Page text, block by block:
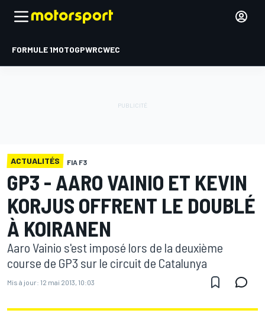
FORMULE 1MOTOGPWRCWEC
ACTUALITÉS FIA F3
GP3 - AARO VAINIO ET KEVIN
KORJUS OFFRENT LE DOUBLÉ
À KOIRANEN
Aaro Vainio s'est imposé lors de la deuxième
course de GP3 sur le circuit de Catalunya
Mis à jour: 12 mai 2013, 10:03